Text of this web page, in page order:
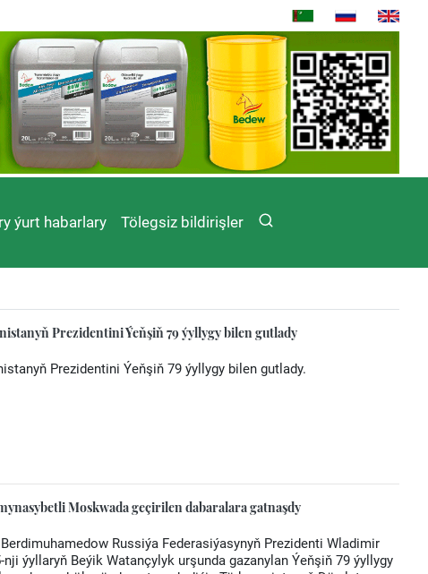
ýurt habarlary Tölegsiz bildirişler
Prezidentini Ýeňşiň 79 ýyllygy bilen gutlady
Prezidentini Ýeňşiň 79 ýyllygy bilen gutlady.
Moskwada geçirilen dabaralara gatnaşdy
Russiýa Federasiýasynyň Prezidenti Wladimir
ýyllaryň Beýik Watançylyk urşunda gazanylan Ýeňşiň 79 ýyllygy